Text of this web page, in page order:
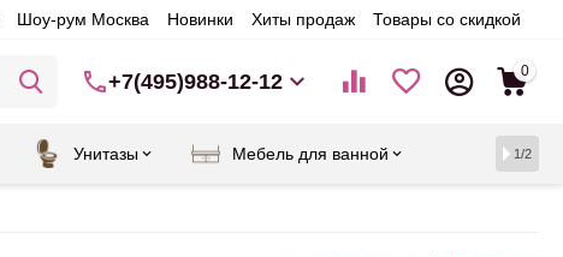
Шоу-рум Москва Новинки Хиты продаж Товары со скидкой
+7(495)988-12-12 0
Унитазы Мебель для ванной 1/2